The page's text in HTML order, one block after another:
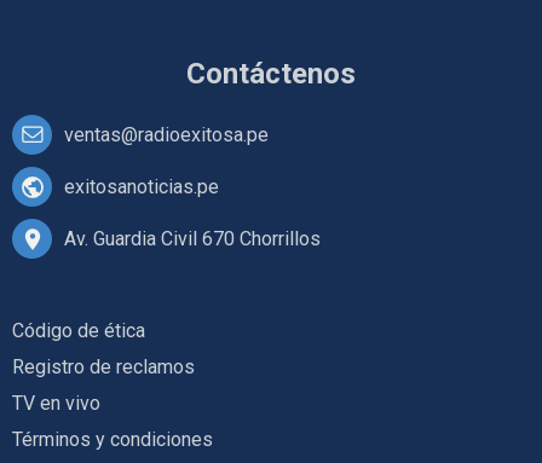
Contáctenos
ventas@radioexitosa.pe
exitosanoticias.pe
Av. Guardia Civil 670 Chorrillos
Código de ética
Registro de reclamos
TV en vivo
Términos y condiciones